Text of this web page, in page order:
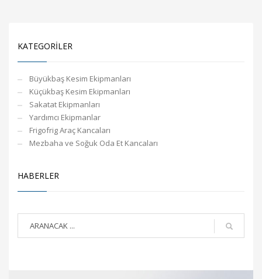
KATEGORİLER
Büyükbaş Kesim Ekipmanları
Küçükbaş Kesim Ekipmanları
Sakatat Ekipmanları
Yardımcı Ekipmanlar
Frigofrig Araç Kancaları
Mezbaha ve Soğuk Oda Et Kancaları
HABERLER